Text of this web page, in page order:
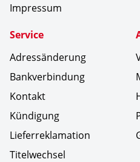
Impressum
Service
Adressänderung
Bankverbindung
Kontakt
Kündigung
Lieferreklamation
Titelwechsel